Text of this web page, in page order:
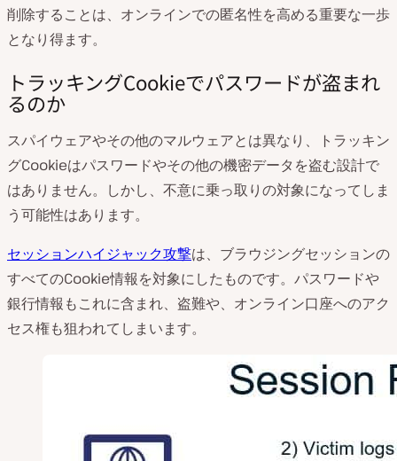
削除することは、オンラインでの匿名性を高める重要な一歩
となり得ます。
トラッキングCookieでパスワードが盗まれ
るのか
スパイウェアやその他のマルウェアとは異なり、トラッキン
グCookieはパスワードやその他の機密データを盗む設計で
はありません。しかし、不意に乗っ取りの対象になってしま
う可能性はあります。
セッションハイジャック攻撃は、ブラウジングセッションの
すべてのCookie情報を対象にしたものです。パスワードや
銀行情報もこれに含まれ、盗難や、オンライン口座へのアク
セス権も狙われてしまいます。